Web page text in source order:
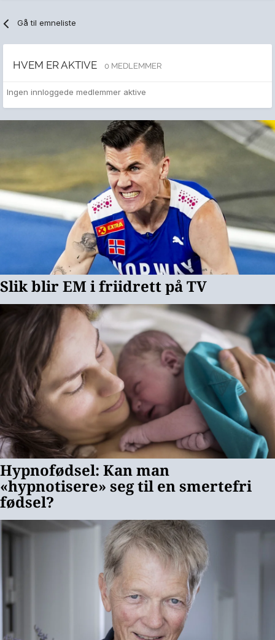
Gå til emneliste
HVEM ER AKTIVE 0 MEDLEMMER
Ingen innloggede medlemmer aktive